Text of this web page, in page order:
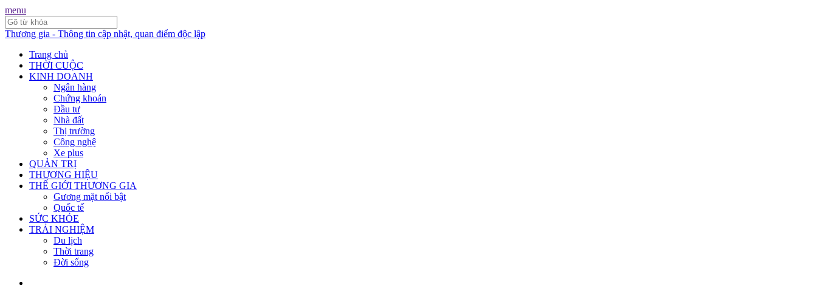
menu
Thương gia - Thông tin cập nhật, quan điểm độc lập
Trang chủ
THỜI CUỘC
KINH DOANH
Ngân hàng
Chứng khoán
Đầu tư
Nhà đất
Thị trường
Công nghệ
Xe plus
QUẢN TRỊ
THƯƠNG HIỆU
THẾ GIỚI THƯƠNG GIA
Gương mặt nổi bật
Quốc tế
SỨC KHỎE
TRẢI NGHIỆM
Du lịch
Thời trang
Đời sống